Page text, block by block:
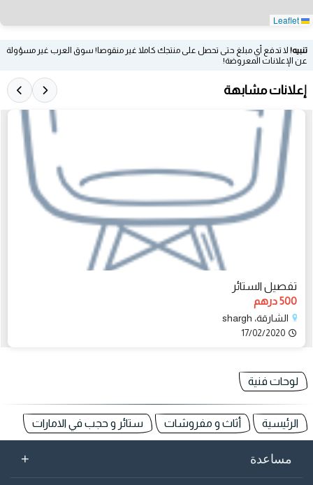
تنبيه! لا تدفع أي مبلغ حتى تحصل على منتجك كاملا غير منقوصا! سوق العرب غير مسؤولة
عن الإعلانات المعروضة!
إعلانات مشابهة
تفصيل الستائر
500 درهم
الشارقة، shargh
17/02/2020
لوحات فنية
الرئيسية أثاث و مفروشات ستائر و حجب في الامارات
مساعدة +